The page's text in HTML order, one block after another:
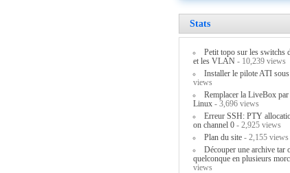
Stats
Petit topo sur les switchs
et les VLAN - 10,239 views
Installer le pilote ATI
views
Remplacer la LiveBox
Linux - 3,696 views
Erreur SSH: PTY
on channel 0 - 2,925 views
Plan du site- 2,155 views
Découper une archive tar
quelconque en plusieurs
views